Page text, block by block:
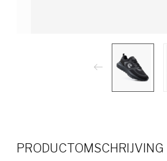
PRODUCTOMSCHRIJVING